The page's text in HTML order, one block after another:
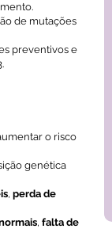
de mutações
preventivos e
o risco
genética
, perda de
, falta de